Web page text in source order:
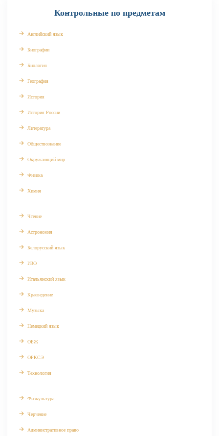
Контрольные по предметам
Английский язык
Биографии
Биология
География
История
История России
Литература
Обществознание
Окружающий мир
Физика
Химия
Чтение
Астрономия
Белорусский язык
ИЗО
Итальянский язык
Краеведение
Музыка
Немецкий язык
ОБЖ
ОРКСЭ
Технология
Физкультура
Черчение
Административное право